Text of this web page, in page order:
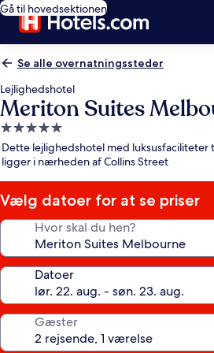
Gå til hovedsektionen
Se alle overnatningssteder
Lejlighedshotel
Meriton Suites
5.0-
stjernet
overnatningssted
Dette lejlighedshotel med
ligger i nærheden af Collins Street
Vælg datoer for at se priser
Hvor skal du hen?
Datoer
Gæster